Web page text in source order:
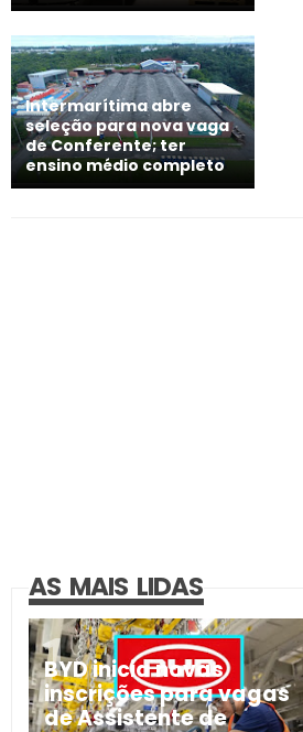
Intermarítima abre
seleção para nova vaga
de Conferente; ter
ensino médio completo
AS MAIS LIDAS
BYD inicia novas
inscrições para vagas
de Assistente de